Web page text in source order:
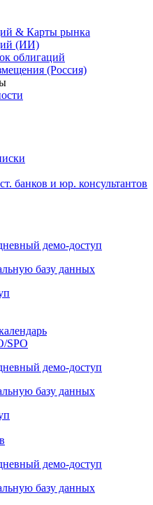
& Карты рынка
(ИИ)
облигаций
(Россия)
банков и юр. консультантов
демо-доступ
базу данных
SPO
демо-доступ
базу данных
демо-доступ
базу данных